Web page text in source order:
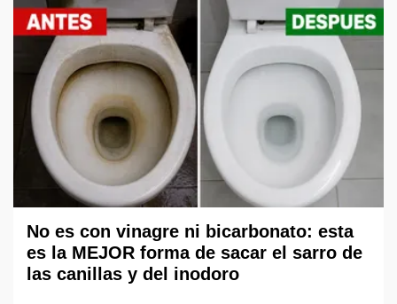
No es con vinagre ni bicarbonato: esta
es la MEJOR forma de sacar el sarro de
las canillas y del inodoro